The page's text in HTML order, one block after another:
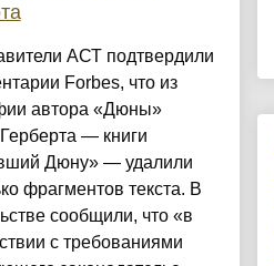
АСТ подтвердили
Forbes, что из
автора «Дюны»
— книги
Дюну» — удалили
фрагментов текста. В
сообщили, что «в
с требованиями